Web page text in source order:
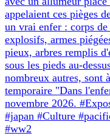
appelaient ces pièges
un vrai enfer : corps de
explosifs, armes
pieux, arbres remplis
sous les pieds au-
nombreux autres, sont
temporaire "Dans
novembre 2026.
#japan #Culture
#ww2